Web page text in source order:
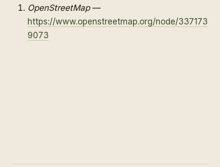
OpenStreetMap—
https://www.openstreetmap.org/node/337173
9073